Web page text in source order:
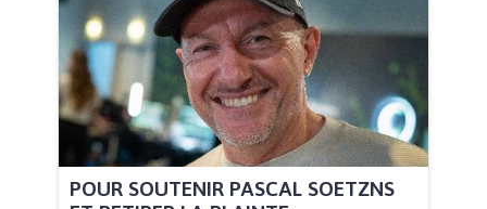
POUR SOUTENIR PASCAL SOETZNS